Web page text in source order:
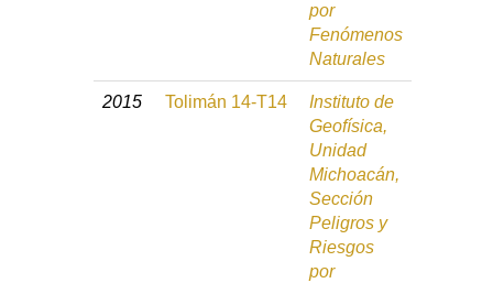
por
Fenómenos
Naturales
2015 Tolimán 14-T14
Instituto de
Geofísica,
Unidad
Michoacán,
Sección
Peligros y
Riesgos
por